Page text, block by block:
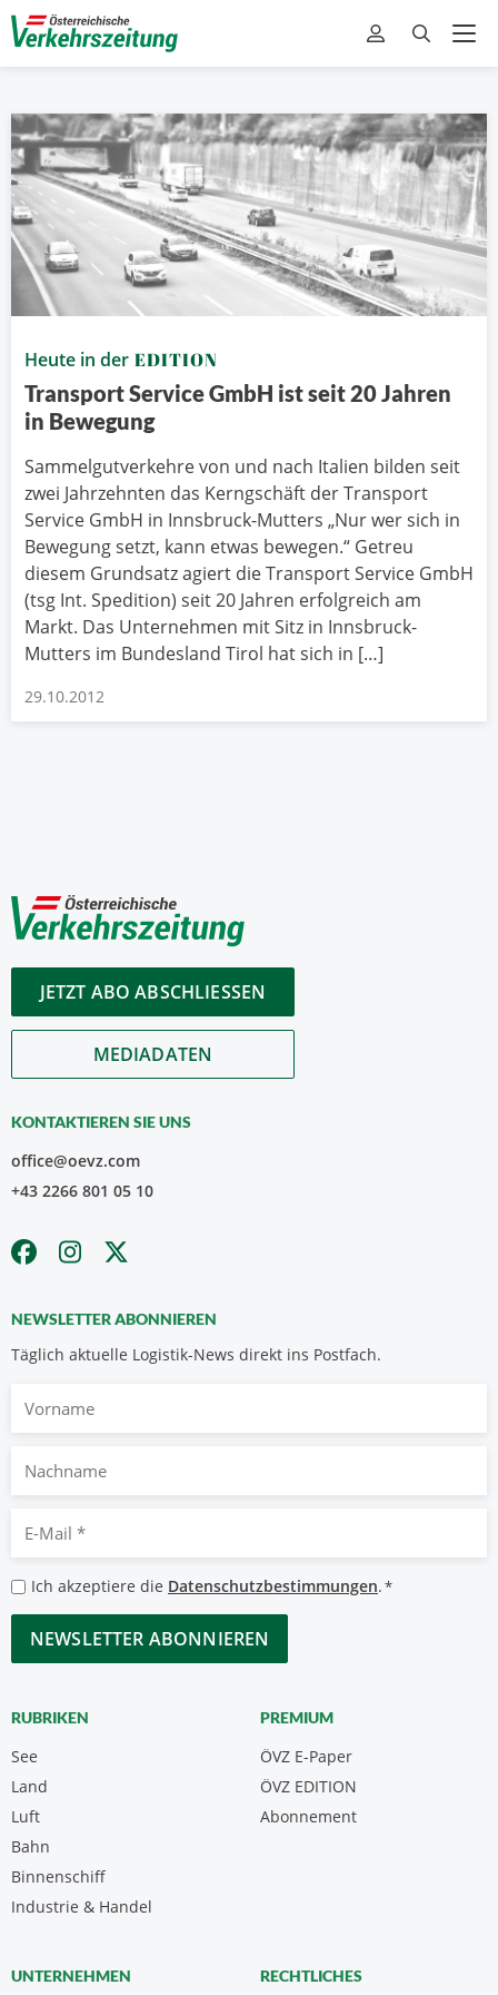
Heute in der EDITION
Transport Service GmbH ist seit 20 Jahren
in Bewegung
Sammelgutverkehre von und nach Italien bilden seit
zwei Jahrzehnten das Kerngschäft der Transport
Service GmbH in Innsbruck-Mutters „Nur wer sich in
Bewegung setzt, kann etwas bewegen.“ Getreu
diesem Grundsatz agiert die Transport Service GmbH
(tsg Int. Spedition) seit 20 Jahren erfolgreich am
Markt. Das Unternehmen mit Sitz in Innsbruck-
Mutters im Bundesland Tirol hat sich in […]
29.10.2012
JETZT ABO ABSCHLIESSEN
MEDIADATEN
KONTAKTIEREN SIE UNS
office@oevz.com
+43 2266 801 05 10
NEWSLETTER ABONNIEREN
Täglich aktuelle Logistik-News direkt ins Postfach.
Nachname
Mail
*
Datenschutzbestimmungen
*
Ich akzeptiere die Datenschutzbestimmungen.*
CAPTCHA
RUBRIKEN
See
Land
Luft
Bahn
Binnenschiff
Industrie & Handel
PREMIUM
ÖVZ E-Paper
Abonnement
ÖVZ EDITION
UNTERNEHMEN RECHTLICHES